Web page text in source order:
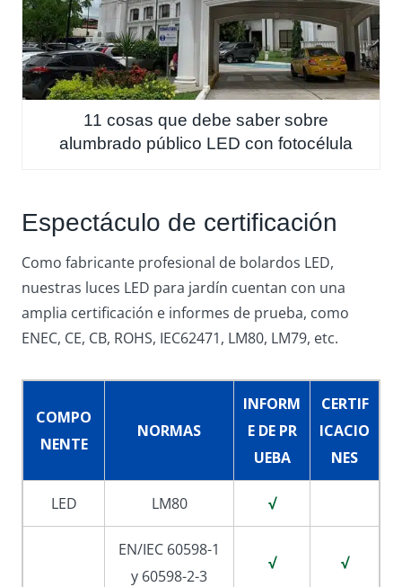
11 cosas que debe saber sobre
alumbrado público LED con fotocélula
Espectáculo de certificación
Como fabricante profesional de bolardos LED,
nuestras luces LED para jardín cuentan con una
amplia certificación e informes de prueba, como
ENEC, CE, CB, ROHS, IEC62471, LM80, LM79, etc.
COMPO
NENTE
NORMAS
INFORM
E DE PR
UEBA
CERTIF
ICACIO
NES
LED LM80 √
EN/IEC 60598-1
y 60598-2-3
√ √